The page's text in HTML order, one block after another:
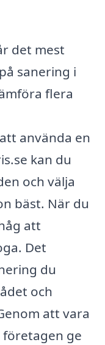
det mest
sanering i
flera
använda en
kan du
och välja
bäst. När du
att
Det
du
och
att vara
ge